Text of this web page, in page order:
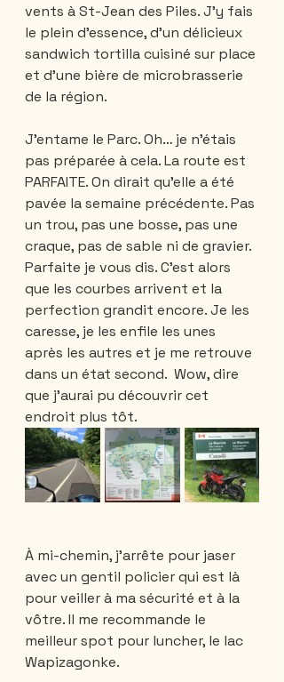
vents à St-Jean des Piles. J’y fais
le plein d’essence, d’un délicieux
sandwich tortilla cuisiné sur place
et d’une bière de microbrasserie
de la région.
J’entame le Parc. Oh… je n’étais
pas préparée à cela. La route est
PARFAITE. On dirait qu’elle a été
pavée la semaine précédente. Pas
un trou, pas une bosse, pas une
craque, pas de sable ni de gravier.
Parfaite je vous dis. C’est alors
que les courbes arrivent et la
perfection grandit encore. Je les
caresse, je les enfile les unes
après les autres et je me retrouve
dans un état second.  Wow, dire
que j’aurai pu découvrir cet
endroit plus tôt.
À mi-chemin, j’arrête pour jaser
avec un gentil policier qui est là
pour veiller à ma sécurité et à la
vôtre. Il me recommande le
meilleur spot pour luncher, le lac
Wapizagonke.